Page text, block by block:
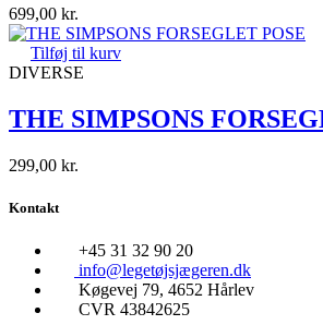
699,00 kr.
Tilføj til kurv
DIVERSE
THE SIMPSONS
299,00 kr.
Kontakt
+45 31 32 90 20
info@legetøjsjægeren.dk
Køgevej 79, 4652 Hårlev
CVR 43842625